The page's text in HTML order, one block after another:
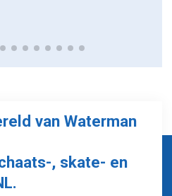
van Waterman
, skate- en